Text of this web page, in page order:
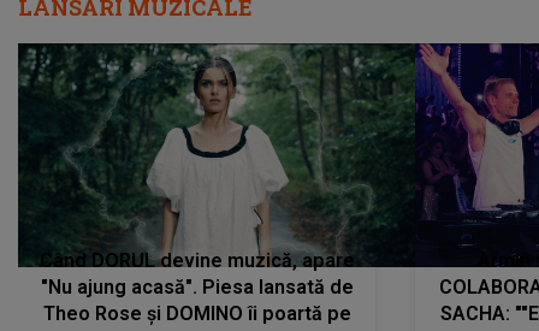
LANSĂRI MUZICALE
Când DORUL devine muzică, apare
"Nu ajung acasă". Piesa lansată de
Theo Rose și DOMINO îi poartă pe
SACHA: